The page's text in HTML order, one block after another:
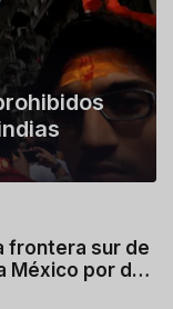
frontera sur de
México por dar